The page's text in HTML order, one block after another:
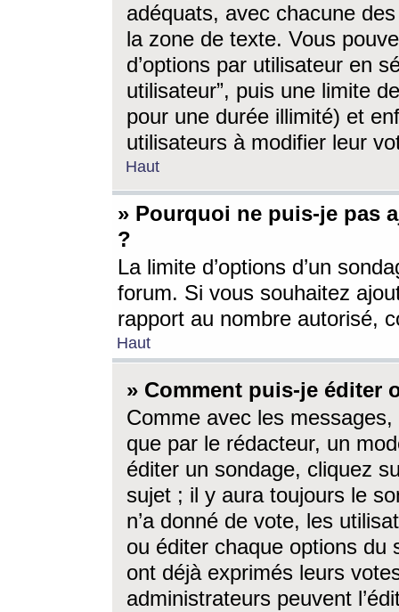
adéquats, avec chacune
la zone de texte. Vous
d’options par utilisateur en
utilisateur”, puis une limite
pour une durée illimité) et
utilisateurs à modifier leur
Haut
» Pourquoi ne puis-je pas
?
La limite d’options d’un
forum. Si vous souhaitez
rapport au nombre autorisé,
Haut
» Comment puis-je éditer
Comme avec les
que par le rédacteur, un
éditer un sondage, cliquez
sujet ; il y aura toujours le
n’a donné de vote, les
ou éditer chaque options du
ont déjà exprimés leurs
administrateurs peuvent